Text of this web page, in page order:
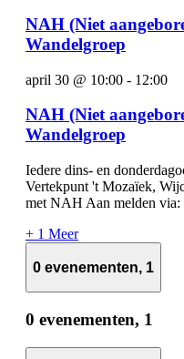
NAH (Niet
Wandelgroep
april 30 @ 10:00 - 12:00
NAH (Niet
Wandelgroep
Iedere dins- en
Vertekpunt 't Mozaïek,
met NAH Aan melden via:
+ 1 Meer
0 evenementen, 1
0 evenementen, 1